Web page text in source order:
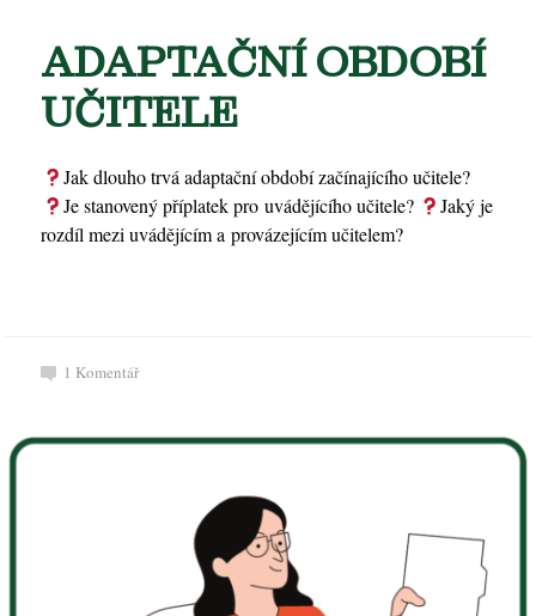
ADAPTAČNÍ OBDOBÍ
UČITELE
Jak dlouho trvá adaptační období začínajícího učitele?
Je stanovený příplatek pro uvádějícího učitele?
Jaký je
rozdíl mezi uvádějícím a provázejícím učitelem?
1 Komentář